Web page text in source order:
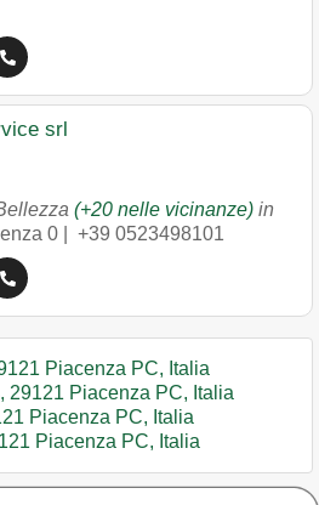
srl
(+20 nelle vicinanze) in
0 | +39 0523498101
Piacenza PC, Italia
29121 Piacenza PC, Italia
Piacenza PC, Italia
Piacenza PC, Italia